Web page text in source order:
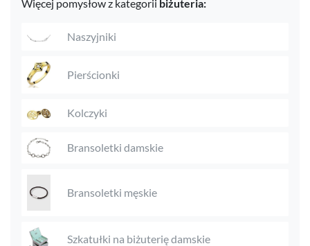
Więcej pomysłow z kategorii biżuteria:
Naszyjniki
Pierścionki
Kolczyki
Bransoletki damskie
Bransoletki męskie
Szkatułki na biżuterię damskie